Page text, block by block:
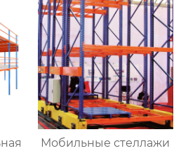
Мобильные стеллажи